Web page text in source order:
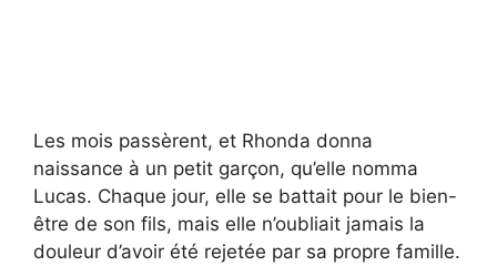
Les mois passèrent, et Rhonda donna
naissance à un petit garçon, qu’elle nomma
Lucas. Chaque jour, elle se battait pour le bien-
être de son fils, mais elle n’oubliait jamais la
douleur d’avoir été rejetée par sa propre famille.